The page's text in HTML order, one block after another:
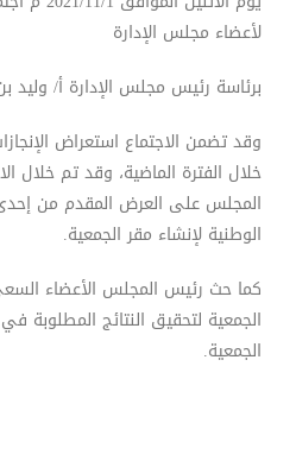
لأعضاء مجلس الإدارة
برئاسة رئيس مجلس الإدارة أ/ وليد
وقد تضمن الاجتماع استعراض
خلال الفترة الماضية، وقد تم خلال
المجلس على العرض المقدم من
الوطنية لإنشاء مقر الجمعية.
كما حث رئيس المجلس الأعضاء
الجمعية لتحقيق النتائج المطلوبة
الجمعية.